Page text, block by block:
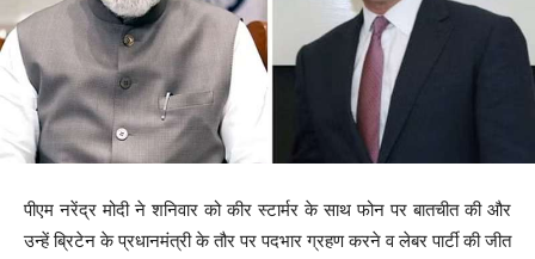
पीएम नरेंद्र मोदी ने शनिवार को कीर स्टार्मर के साथ फोन पर बातचीत की और
उन्हें ब्रिटेन के प्रधानमंत्री के तौर पर पदभार ग्रहण करने व लेबर पार्टी की जीत